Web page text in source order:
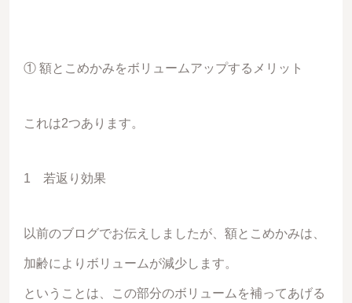
① 額とこめかみをボリュームアップするメリット
これは2つあります。
1 若返り効果
以前のブログでお伝えしましたが、額とこめかみは、
加齢によりボリュームが減少します。
ということは、この部分のボリュームを補ってあげる